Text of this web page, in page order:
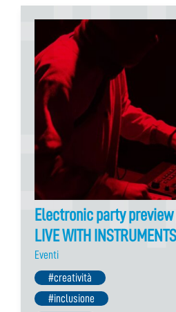
Electronic party preview
LIVE WITH
Eventi
#creatività
#inclusione